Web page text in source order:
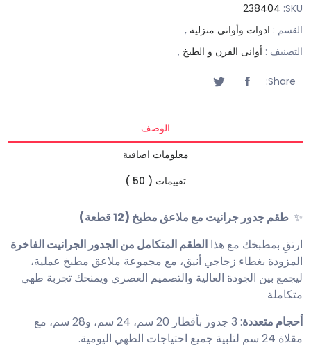
SKU:
238404
القسم : ادوات وأواني منزلية ,
التصنيف : أوانى الفرن و الطبخ ,
Share:
الوصف
معلومات اضافية
تقييمات ( 50 )
✨ طقم جدور جرانيت مع ملاعق مطبخ (12 قطعة)
ارتقِ بمطبخك مع هذا الطقم المتكامل من الجدور الجرانيت الفاخرة
المزودة بغطاء زجاجي أنيق، مع مجموعة ملاعق مطبخ عملية،
ليجمع بين الجودة العالية والتصميم العصري ويمنحك تجربة طهي
متكاملة
أحجام متعددة
: 3 جدور بأقطار 20 سم، 24 سم، و28 سم، مع
مقلاة 24 سم لتلبية جميع احتياجات الطهي اليومية.